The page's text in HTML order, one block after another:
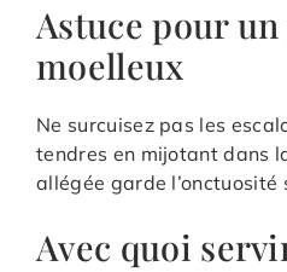
Astuce pour
moelleux
Ne surcuisez pas les
tendres en mijotant dans
allégée garde l’onctuosité
Avec quoi